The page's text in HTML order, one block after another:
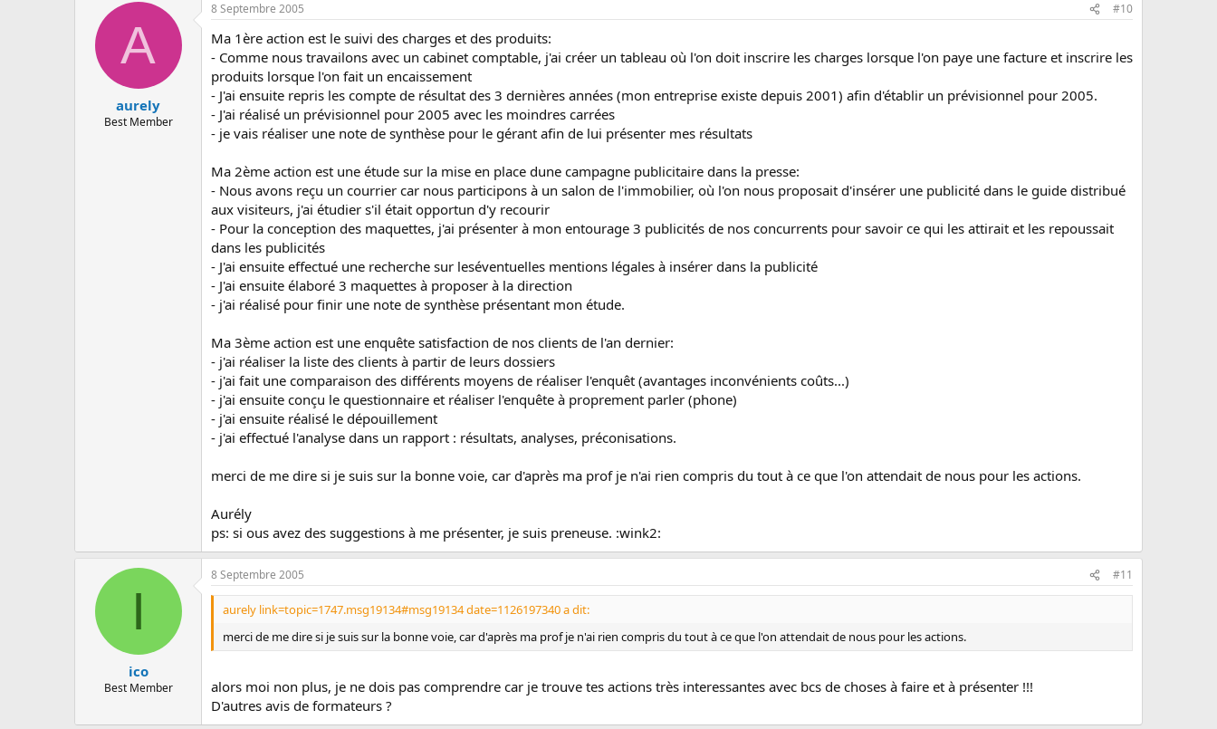
A
aurely
Best Member
8 Septembre 2005 #10
Ma 1ère action est le suivi des charges et des produits:
- Comme nous travailons avec un cabinet comptable, j'ai créer un tableau où l'on doit inscrire les charges lorsque l'on paye une facture et inscrire les
produits lorsque l'on fait un encaissement
- J'ai ensuite repris les compte de résultat des 3 dernières années (mon entreprise existe depuis 2001) afin d'établir un prévisionnel pour 2005.
- J'ai réalisé un prévisionnel pour 2005 avec les moindres carrées
- je vais réaliser une note de synthèse pour le gérant afin de lui présenter mes résultats
Ma 2ème action est une étude sur la mise en place dune campagne publicitaire dans la presse:
- Nous avons reçu un courrier car nous participons à un salon de l'immobilier, où l'on nous proposait d'insérer une publicité dans le guide distribué
aux visiteurs, j'ai étudier s'il était opportun d'y recourir
- Pour la conception des maquettes, j'ai présenter à mon entourage 3 publicités de nos concurrents pour savoir ce qui les attirait et les repoussait
dans les publicités
- J'ai ensuite effectué une recherche sur leséventuelles mentions légales à insérer dans la publicité
- J'ai ensuite élaboré 3 maquettes à proposer à la direction
- j'ai réalisé pour finir une note de synthèse présentant mon étude.
Ma 3ème action est une enquête satisfaction de nos clients de l'an dernier:
- j'ai réaliser la liste des clients à partir de leurs dossiers
- j'ai fait une comparaison des différents moyens de réaliser l'enquêt (avantages inconvénients coûts...)
- j'ai ensuite conçu le questionnaire et réaliser l'enquête à proprement parler (phone)
- j'ai ensuite réalisé le dépouillement
- j'ai effectué l'analyse dans un rapport : résultats, analyses, préconisations.
merci de me dire si je suis sur la bonne voie, car d'après ma prof je n'ai rien compris du tout à ce que l'on attendait de nous pour les actions.
Aurély
ps: si ous avez des suggestions à me présenter, je suis preneuse. :wink2:
I
ico
Best Member
8 Septembre 2005 #11
aurely link=topic=1747.msg19134#msg19134 date=1126197340 a dit:
merci de me dire si je suis sur la bonne voie, car d'après ma prof je n'ai rien compris du tout à ce que l'on attendait de nous pour les actions.
alors moi non plus, je ne dois pas comprendre car je trouve tes actions très interessantes avec bcs de choses à faire et à présenter !!!
D'autres avis de formateurs ?